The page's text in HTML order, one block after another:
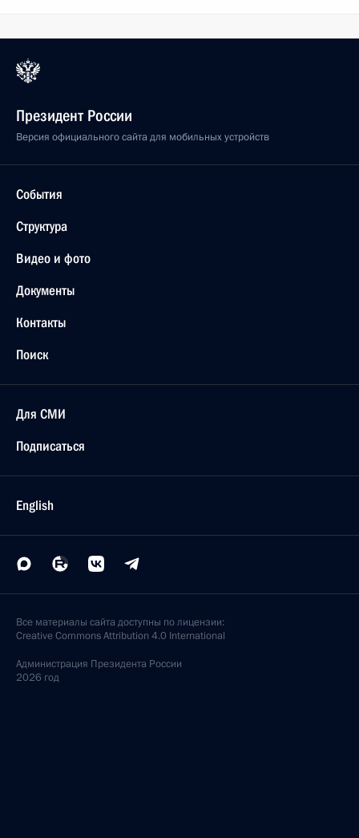
Президент России
Версия официального сайта для мобильных устройств
События
Структура
Видео и фото
Документы
Контакты
Поиск
Для СМИ
Подписаться
English
Все материалы сайта доступны по лицензии:
Creative Commons Attribution 4.0 International
Администрация Президента России
2026 год